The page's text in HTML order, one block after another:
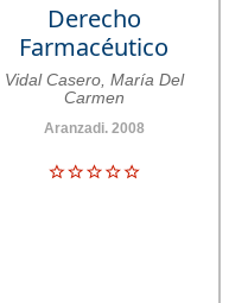
Derecho
Farmacéutico
Vidal Casero, María Del
Carmen
Aranzadi. 2008